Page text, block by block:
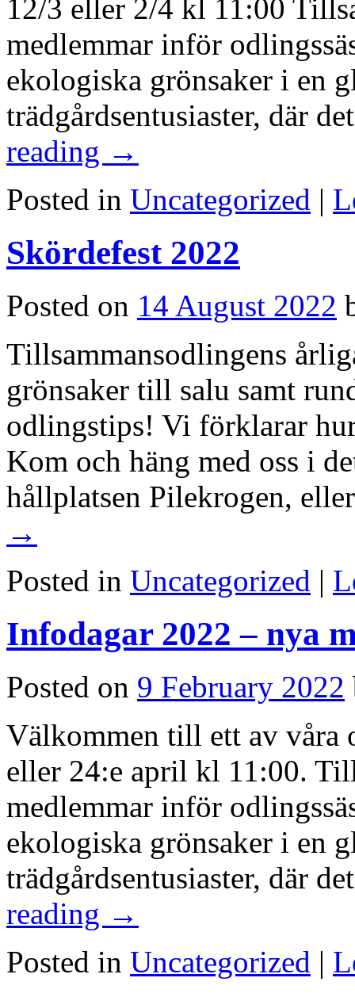
12/3 eller 2/4 kl 11:00
medlemmar inför
ekologiska grönsaker i en
trädgårdsentusiaster, där
reading →
Posted in Uncategorized |
Skördefest 2022
Posted on 14 August 2022
Tillsammansodlingens
grönsaker till salu samt
odlingstips! Vi förklarar
Kom och häng med oss i
hållplatsen Pilekrogen,
→
Posted in Uncategorized |
Infodagar 2022 – nya
Posted on 9 February 2022
Välkommen till ett av våra
eller 24:e april kl 11:00.
medlemmar inför
ekologiska grönsaker i en
trädgårdsentusiaster, där
reading →
Posted in Uncategorized |